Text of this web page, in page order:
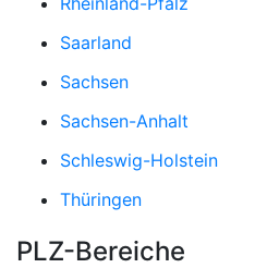
Saarland
Sachsen
Sachsen-Anhalt
Schleswig-Holstein
Thüringen
PLZ-Bereiche